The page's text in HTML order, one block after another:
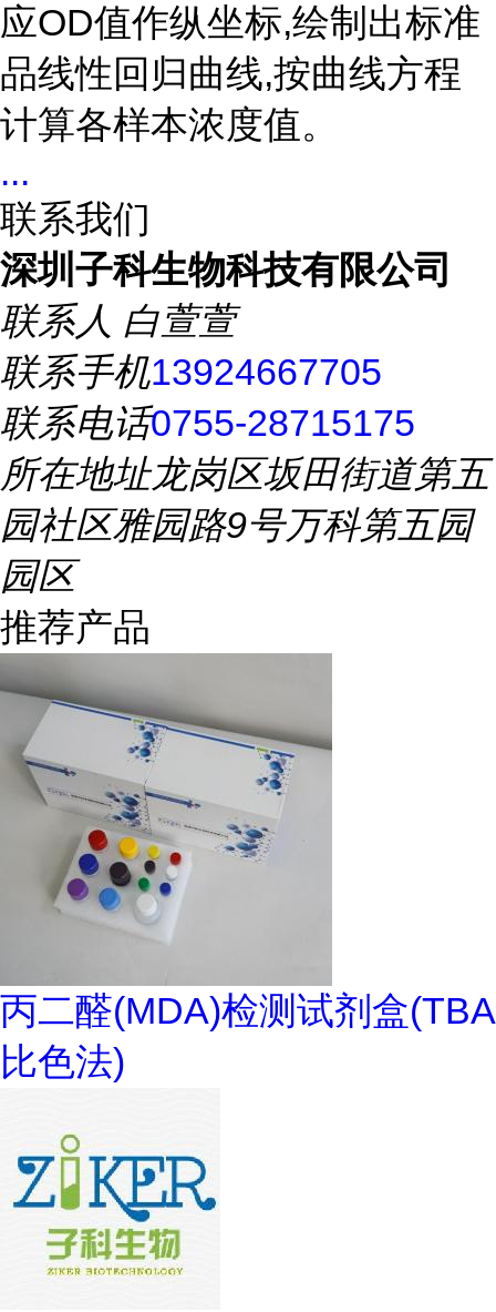
应OD值作纵坐标,绘制出标准
品线性回归曲线,按曲线方程
计算各样本浓度值。
...
联系我们
深圳子科生物科技有限公司
联系人 白萱萱
联系手机13924667705
联系电话0755-28715175
所在地址龙岗区坂田街道第五
园社区雅园路9号万科第五园
园区
推荐产品
丙二醛(MDA)检测试剂盒(TBA
比色法)